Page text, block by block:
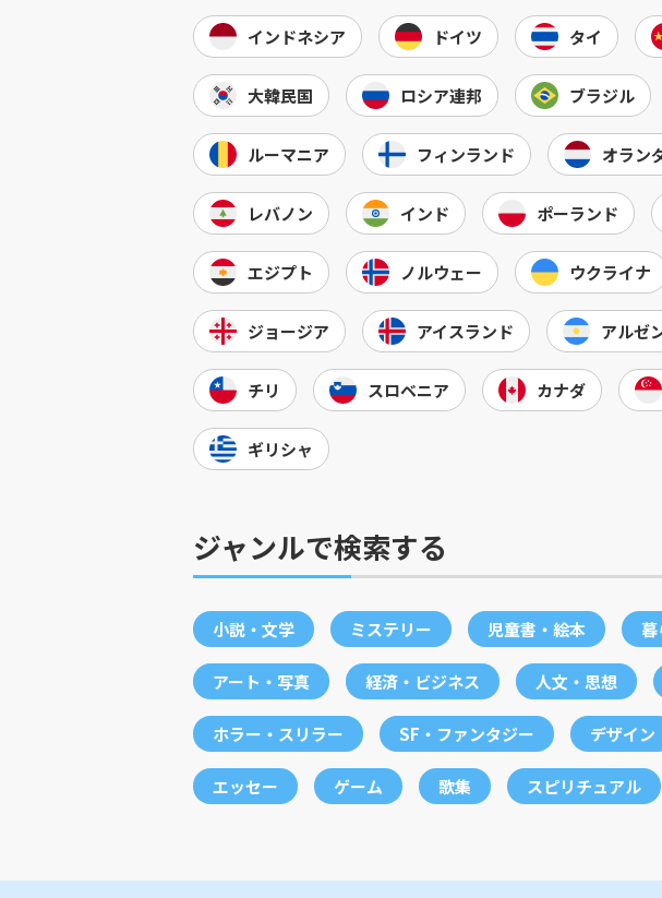
インドネシア ドイツ タイ
大韓民国 ロシア連邦 ブラジル
ルーマニア フィンランド オラン
レバノン インド ポーランド
エジプト ノルウェー ウクライナ
ジョージア アイスランド アルゼ
チリ スロベニア カナダ
ギリシャ
ジャンルで検索する
小説・文学 ミステリー 児童書・絵本 暮
アート・写真 経済・ビジネス 人文・思想
ホラー・スリラー SF・ファンタジー デザイン
エッセー ゲーム 歌集 スピリチュアル